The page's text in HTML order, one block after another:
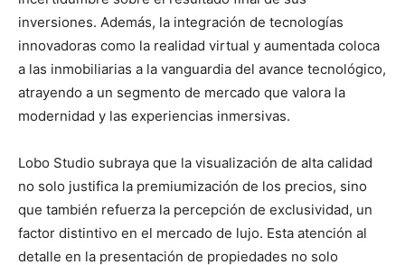
inversiones. Además, la integración de tecnologías
innovadoras como la realidad virtual y aumentada coloca
a las inmobiliarias a la vanguardia del avance tecnológico,
atrayendo a un segmento de mercado que valora la
modernidad y las experiencias inmersivas.
Lobo Studio subraya que la visualización de alta calidad
no solo justifica la premiumización de los precios, sino
que también refuerza la percepción de exclusividad, un
factor distintivo en el mercado de lujo. Esta atención al
detalle en la presentación de propiedades no solo